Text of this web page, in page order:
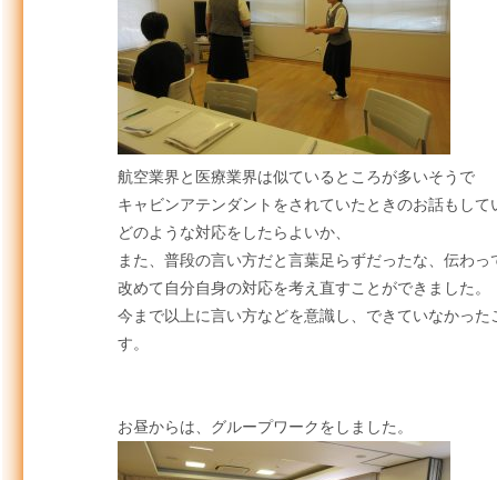
航空業界と医療業界は似ているところが多いそうで
キャビンアテンダントをされていたときのお話もして
どのような対応をしたらよいか、
また、普段の言い方だと言葉足らずだったな、伝わ
改めて自分自身の対応を考え直すことができました。
今まで以上に言い方などを意識し、できていなかっ
す。
お昼からは、グループワークをしました。